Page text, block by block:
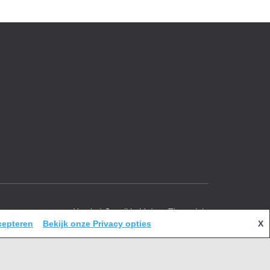
Hestia | Ontwikkeld doorThemeIsle
X
Bekijk onze Privacy opties